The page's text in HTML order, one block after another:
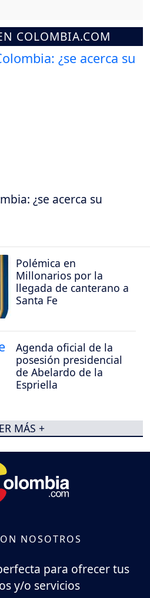
COLOMBIA.COM
¿se acerca su
Polémica en
Millonarios por la
llegada de canterano a
Santa Fe
Agenda oficial de la
posesión presidencial
de Abelardo de la
Espriella
MÁS +
NOSOTROS
para ofrecer tus
y/o servicios